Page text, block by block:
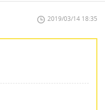
2019/03/14 18:35